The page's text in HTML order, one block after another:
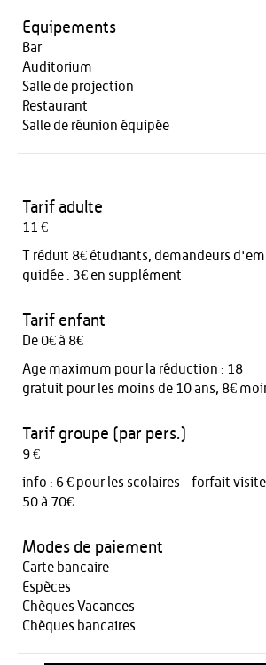
Equipements
Bar
Auditorium
Salle de projection
Restaurant
Salle de réunion équipée
Tarif adulte
11 €
T réduit 8€ étudiants, demandeurs
guidée : 3€ en supplément
Tarif enfant
De 0€ à 8€
Age maximum pour la réduction : 18
gratuit pour les moins de 10 ans, 8€
Tarif groupe (par pers.)
9 €
info : 6 € pour les scolaires - forfait
50 à 70€.
Modes de paiement
Carte bancaire
Espèces
Chèques Vacances
Chèques bancaires